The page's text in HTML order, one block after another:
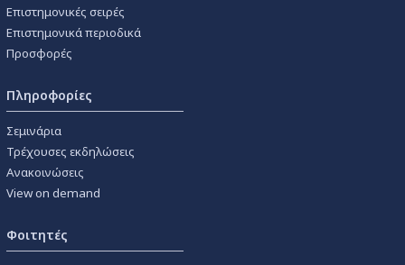
Επιστημονικές σειρές
Επιστημονικά περιοδικά
Προσφορές
Πληροφορίες
Σεμινάρια
Τρέχουσες εκδηλώσεις
Ανακοινώσεις
View on demand
Φοιτητές